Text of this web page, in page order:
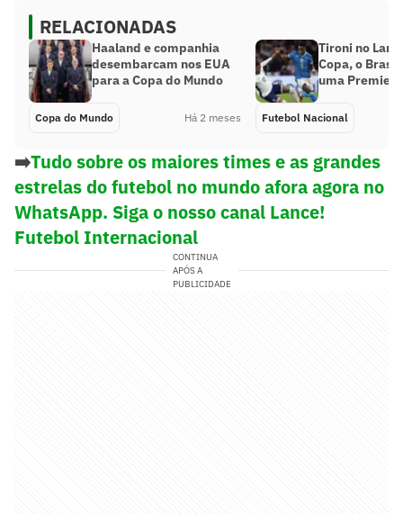
RELACIONADAS
Haaland e companhia
desembarcam nos EUA
para a Copa do Mundo
Copa do Mundo Há 2 meses
Tironi no
Copa, o
uma Premier
Futebol Nacional
➡️Tudo sobre os maiores times e as grandes
estrelas do futebol no mundo afora agora no
WhatsApp. Siga o nosso canal Lance!
Futebol Internacional
CONTINUA
APÓS A
PUBLICIDADE